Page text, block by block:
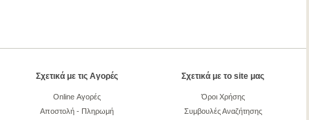
Σχετικά με τις Αγορές
Online Αγορές
Αποστολή - Πληρωμή
Σχετικά με το site μας
Όροι Χρήσης
Συμβουλές Αναζήτησης